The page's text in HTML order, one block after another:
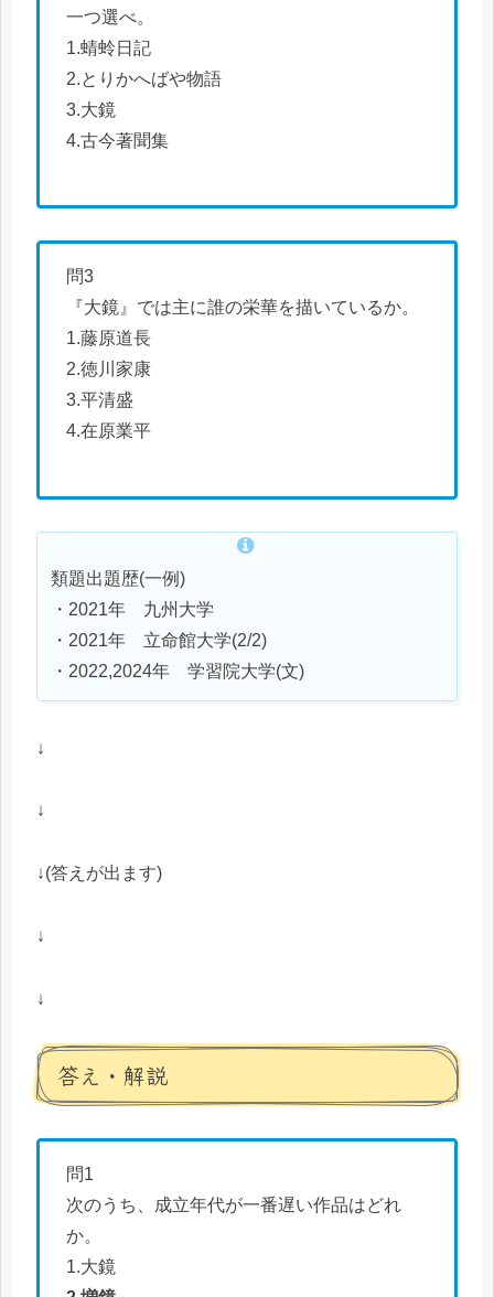
一つ選べ。
1.蜻蛉日記
2.とりかへばや物語
3.大鏡
4.古今著聞集
問3
『大鏡』では主に誰の栄華を描いているか。
1.藤原道長
2.徳川家康
3.平清盛
4.在原業平
類題出題歴(一例)
・2021年 九州大学
・2021年 立命館大学(2/2)
・2022,2024年 学習院大学(文)
↓
↓
↓(答えが出ます)
↓
↓
答え・解説
問1
次のうち、成立年代が一番遅い作品はどれ
か。
1.大鏡